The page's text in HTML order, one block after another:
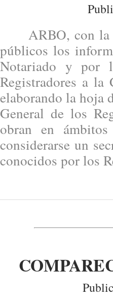
ARBO, con la
públicos los
Notariado y por
Registradores a
elaborando la hoja
General de los
obran en
considerarse un
conocidos por los